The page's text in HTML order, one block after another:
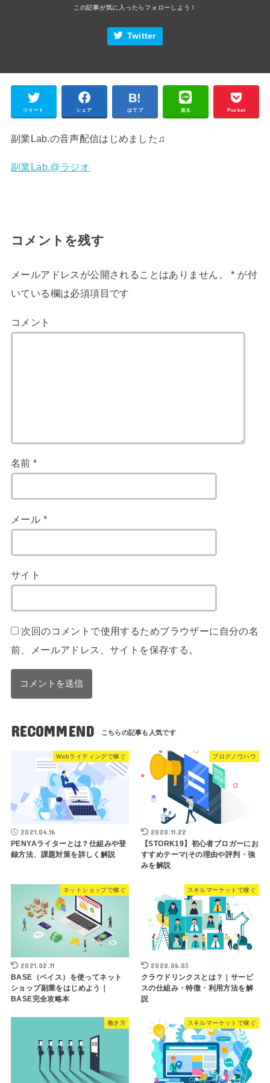
Twitter
ツイート シェア はてブ 送る Pocket
副業Lab.の音声配信はじめました♫
副業Lab.@ラジオ
コメントを残す
メールアドレスが公開されることはありません。 * が付
いている欄は必須項目です
コメント
名前*
メール *
サイト
次回のコメントで使用するためブラウザーに自分の名
前、メールアドレス、サイトを保存する。
RECOMMEND
Webライティングで稼ぐ
2021.04.16
PENYAライターとは？仕組みや登
録方法、課題対策を詳しく解説
ブログノウハウ
2020.11.22
【STORK19】初心者ブロガーにお
すすめテーマ|その理由や評判・強
みを解説
ネットショップで稼ぐ
2021.02.11
BASE（ベイス）を使ってネット
ショップ副業をはじめよう｜
BASE完全攻略本
スキルマーケットで稼ぐ
2020.06.03
クラウドリンクスとは？｜サービ
スの仕組み・特徴・利用方法を解
説
働き方 スキルマーケットで稼ぐ